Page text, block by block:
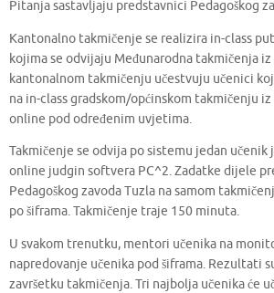
Pitanja sastavljaju predstavnici Pedagoškog
Kantonalno takmičenje se realizira in-class
kojima se odvijaju Međunarodna takmičenja
kantonalnom takmičenju učestvuju učenici
na in-class gradskom/općinskom takmičenju
online pod određenim uvjetima.
Takmičenje se odvija po sistemu jedan učenik
online judgin softvera PC^2. Zadatke dijele
Pedagoškog zavoda Tuzla na samom
po šiframa. Takmičenje traje 150 minuta.
U svakom trenutku, mentori učenika na
napredovanje učenika pod šiframa. Rezultati
završetku takmičenja. Tri najbolja učenika će